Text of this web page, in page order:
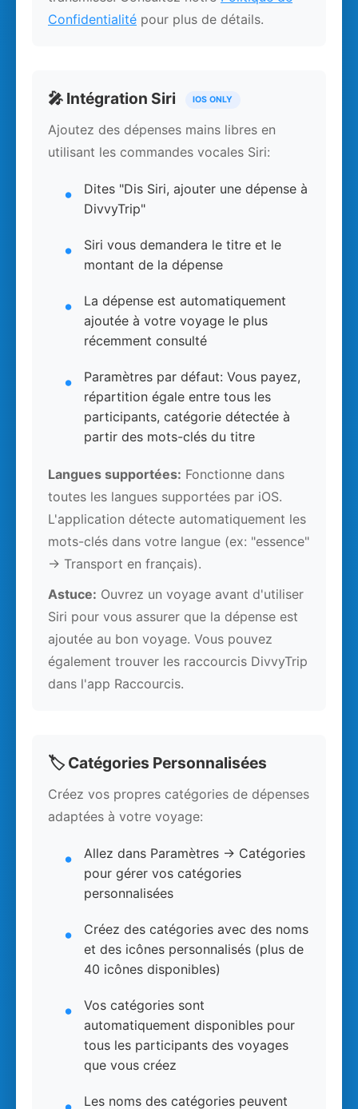
Confidentialité pour plus de détails.
🎤 Intégration Siri IOS ONLY
Ajoutez des dépenses mains libres en
utilisant les commandes vocales Siri:
Dites "Dis Siri, ajouter une dépense à
DivvyTrip"
Siri vous demandera le titre et le
montant de la dépense
La dépense est automatiquement
ajoutée à votre voyage le plus
récemment consulté
Paramètres par défaut: Vous payez,
répartition égale entre tous les
participants, catégorie détectée à
partir des mots-clés du titre
Langues supportées: Fonctionne dans
toutes les langues supportées par iOS.
L'application détecte automatiquement les
mots-clés dans votre langue (ex: "essence"
→ Transport en français).
Astuce: Ouvrez un voyage avant d'utiliser
Siri pour vous assurer que la dépense est
ajoutée au bon voyage. Vous pouvez
également trouver les raccourcis DivvyTrip
dans l'app Raccourcis.
🏷️ Catégories Personnalisées
Créez vos propres catégories de dépenses
adaptées à votre voyage:
Allez dans Paramètres → Catégories
pour gérer vos catégories
personnalisées
Créez des catégories avec des noms
et des icônes personnalisés (plus de
40 icônes disponibles)
Vos catégories sont
automatiquement disponibles pour
tous les participants des voyages
que vous créez
Les noms des catégories peuvent